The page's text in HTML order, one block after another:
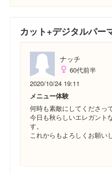
カット+デジタルパー
ナッチ
60代前半
2020/10/24 19:11
メニュー体験
何時も素敵にしてくださっ
今日も秋らしいエレガント
す。
これからもよろしくお願い